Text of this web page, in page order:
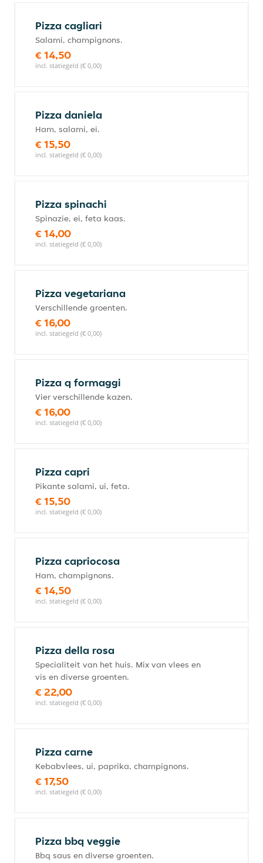
Pizza cagliari
Salami, champignons.
€ 14,50
incl. statiegeld (€ 0,00)
Pizza daniela
Ham, salami, ei.
€ 15,50
incl. statiegeld (€ 0,00)
Pizza spinachi
Spinazie, ei, feta kaas.
€ 14,00
incl. statiegeld (€ 0,00)
Pizza vegetariana
Verschillende groenten.
€ 16,00
incl. statiegeld (€ 0,00)
Pizza q formaggi
Vier verschillende kazen.
€ 16,00
incl. statiegeld (€ 0,00)
Pizza capri
Pikante salami, ui, feta.
€ 15,50
incl. statiegeld (€ 0,00)
Pizza capriocosa
Ham, champignons.
€ 14,50
incl. statiegeld (€ 0,00)
Pizza della rosa
Specialiteit van het huis. Mix van vlees en
vis en diverse groenten.
€ 22,00
incl. statiegeld (€ 0,00)
Pizza carne
Kebabvlees, ui, paprika, champignons.
€ 17,50
incl. statiegeld (€ 0,00)
Pizza bbq veggie
Bbq saus en diverse groenten.